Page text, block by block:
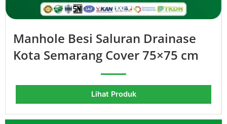
Manhole Besi Saluran Drainase
Kota Semarang Cover 75×75 cm
Lihat Produk